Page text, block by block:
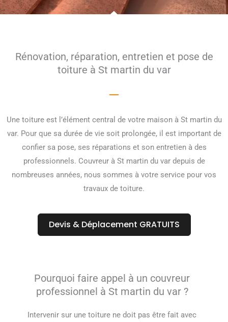
Rénovation, réparation, entretien et pose de
toiture à St martin du var
Une toiture est l’élément central de votre maison à St martin du
var. Pour que sa durée de vie soit prolongée, il est important de
confier sa pose, ses réparations et son entretien à des
professionnels. Couvreur à St martin du var depuis de
nombreuses années, nous sommes à votre service pour vos
travaux de toiture.
Devis & Déplacement GRATUITS
Pourquoi faire appel à un couvreur
professionnel à St martin du var ?
Intervenir sur une toiture ne doit pas être fait avec